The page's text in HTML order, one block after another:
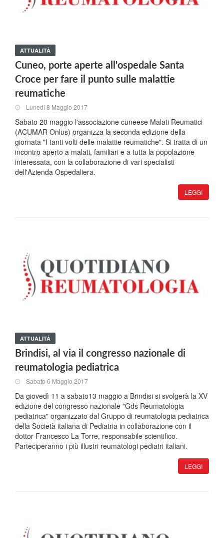
ATTUALITÀ
Cuneo, porte aperte all'ospedale Santa
Croce per fare il punto sulle malattie
reumatiche
Lunedi 8 Maggio 2017
Sabato 20 maggio l'associazione cuneese Malati Reumatici
(ACUMAR Onlus) organizza la seconda edizione della
giornata "I tanti volti delle malattie reumatiche". Si tratta di un
incontro aperto a malati, familiari e a tutta la popolazione
interessata, con la collaborazione di vari specialisti
dell'Azienda Ospedaliera.
LEGGI
ATTUALITÀ
Brindisi, al via il congresso nazionale di
reumatologia pediatrica
Sabato 6 Maggio 2017
Da giovedì 11 a sabato13 maggio a Brindisi si svolgerà la XV
edizione del congresso nazionale "Gds Reumatologia
pediatrica" organizzato dal Gruppo di reumatologia pediatrica
della Società italiana di Pediatria in collaborazione con il
dottor Francesco La Torre, responsabile scientifico.
Parteciperanno i più illustri reumatologi pediatri italiani.
LEGGI